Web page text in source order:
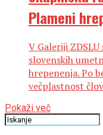
Plameni
V Galeriji
slovenskih
hrepenenja. Po
večplastnost
Pokaži več